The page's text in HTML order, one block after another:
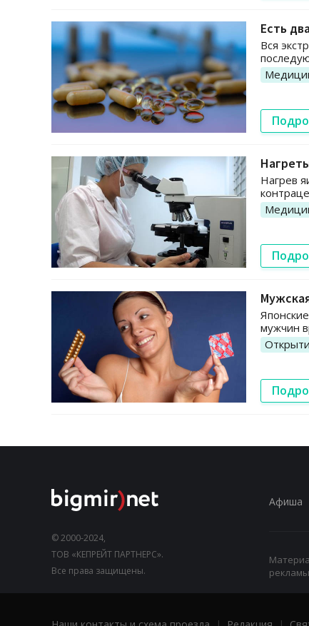
Есть
Вся
Нагрев
мужчин
© 2000-2024,
ТОВ «КЕПРЕЙТ ПАРТНЕРС».
Все права защищены.
Афиша